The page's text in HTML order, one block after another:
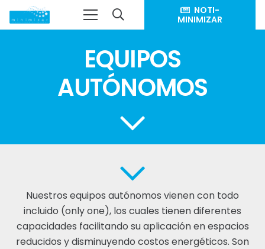
NOTI-
MINIMIZAR
EQUIPOS
AUTÓNOMOS
Nuestros equipos autónomos vienen con todo
incluido (only one), los cuales tienen diferentes
capacidades facilitando su aplicación en espacios
reducidos y disminuyendo costos energéticos. Son